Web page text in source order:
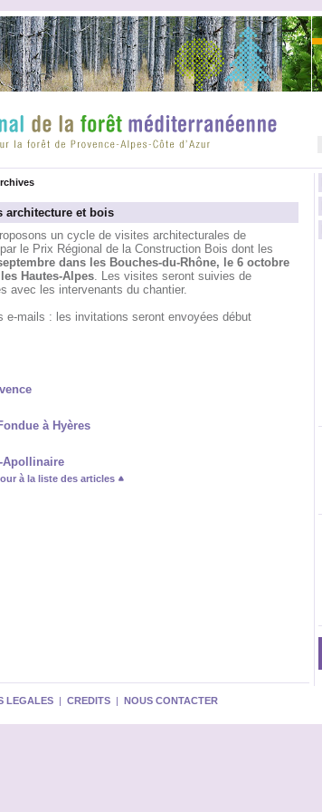
architecture et bois
un cycle de visites architecturales de
le Prix Régional de la Construction Bois dont les
dans les Bouches-du-Rhône, le 6 octobre
Hautes-Alpes. Les visites seront suivies de
avec les intervenants du chantier.
e-mails : les invitations seront envoyées début
à Hyères
Apollinaire
à la liste des articles
LEGALES | CREDITS | NOUS CONTACTER